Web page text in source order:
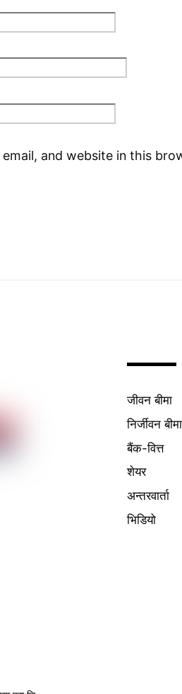
email, and website in this
जीवन बीमा
निर्जीवन बीमा
बैंक-वित्त
शेयर
अन्तरवार्ता
भिडियो